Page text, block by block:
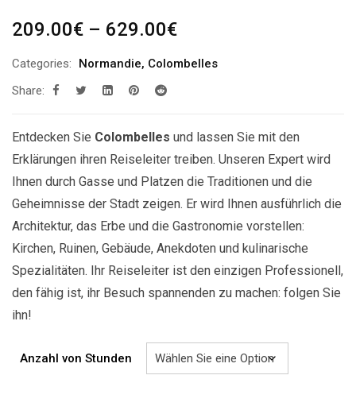
209.00€ – 629.00€Preisspanne:
bis
Categories: Normandie, Colombelles
Share:
Entdecken Sie Colombelles und lassen Sie mit den
Erklärungen ihren Reiseleiter treiben. Unseren Expert wird
Ihnen durch Gasse und Platzen die Traditionen und die
Geheimnisse der Stadt zeigen. Er wird Ihnen ausführlich die
Architektur, das Erbe und die Gastronomie vorstellen:
Kirchen, Ruinen, Gebäude, Anekdoten und kulinarische
Spezialitäten. Ihr Reiseleiter ist den einzigen Professionell,
den fähig ist, ihr Besuch spannenden zu machen: folgen Sie
ihn!
Anzahl von Stunden